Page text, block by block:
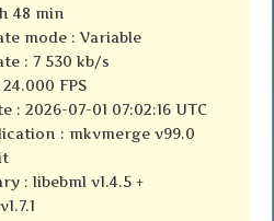
48 min
mode : Variable
: 7 530 kb/s
FPS
: 2026-07-01 07:02:16 UTC
: mkvmerge v99.0
: libebml v1.4.5 +